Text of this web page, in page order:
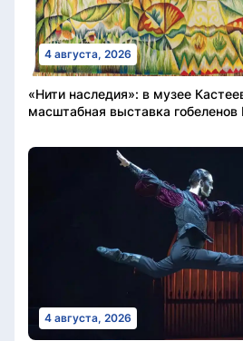
4 августа, 2026
«Нити наследия»: в музее
масштабная выставка
4 августа, 2026